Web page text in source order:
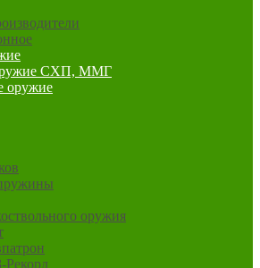
СХП, ММГ
оружие
оружия